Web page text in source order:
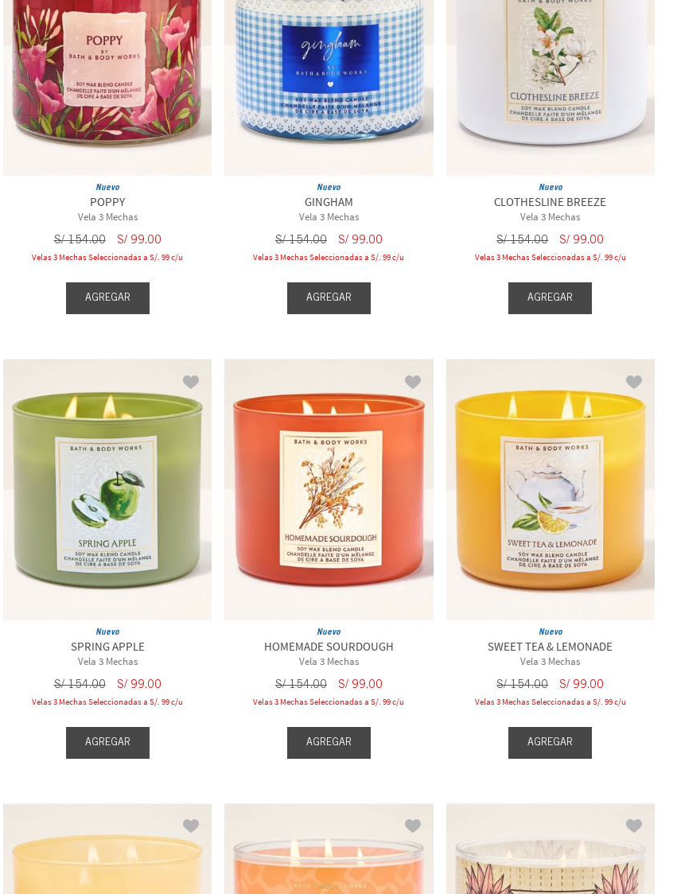
Nuevo
POPPY
Vela 3 Mechas
S/ 154.00 S/ 99.00
Velas 3 Mechas Seleccionadas a S/. 99 c/u
AGREGAR
Nuevo
GINGHAM
Vela 3 Mechas
S/ 154.00 S/ 99.00
Velas 3 Mechas Seleccionadas a S/. 99 c/u
AGREGAR
Nuevo
CLOTHESLINE BREEZE
Vela 3 Mechas
S/ 154.00 S/ 99.00
Velas 3 Mechas Seleccionadas a S/. 99 c/u
AGREGAR
Nuevo
SPRING APPLE
Vela 3 Mechas
S/ 154.00 S/ 99.00
Velas 3 Mechas Seleccionadas a S/. 99 c/u
AGREGAR
Nuevo
HOMEMADE SOURDOUGH
Vela 3 Mechas
S/ 154.00 S/ 99.00
Velas 3 Mechas Seleccionadas a S/. 99 c/u
AGREGAR
Nuevo
SWEET TEA & LEMONADE
Vela 3 Mechas
S/ 154.00 S/ 99.00
Velas 3 Mechas Seleccionadas a S/. 99 c/u
AGREGAR